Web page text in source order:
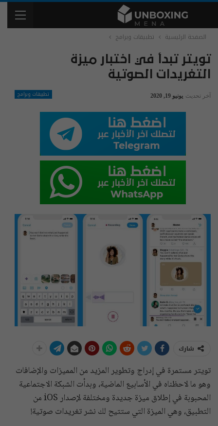
الصفحة الرئيسية تطبيقات وبرامج
تويتر تبدأ في اختبار ميزة
التغريدات الصوتية
تطبيقات وبرامج آخر تحديث يونيو 19, 2020
شارك
تويتر مستمرة في إدراج وتطوير المزيد من المميزات والإضافات
وهو ما لاحظناه في الأسابيع الماضية، وبدأت الشبكة الاجتماعية
المحبوبة في إطلاق ميزة جديدة ومختلفة لإصدار iOS من
التطبيق، وهي الميزة التي ستتيح لك نشر تغريدات صوتية!